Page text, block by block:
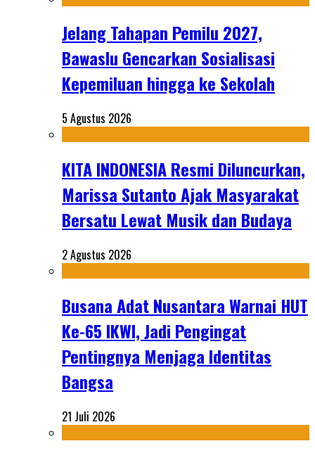
Jelang Tahapan Pemilu 2027,
Bawaslu Gencarkan Sosialisasi
Kepemiluan hingga ke Sekolah
5 Agustus 2026
KITA INDONESIA Resmi Diluncurkan,
Marissa Sutanto Ajak Masyarakat
Bersatu Lewat Musik dan Budaya
2 Agustus 2026
Busana Adat Nusantara Warnai HUT
Ke-65 IKWI, Jadi Pengingat
Pentingnya Menjaga Identitas
Bangsa
21 Juli 2026